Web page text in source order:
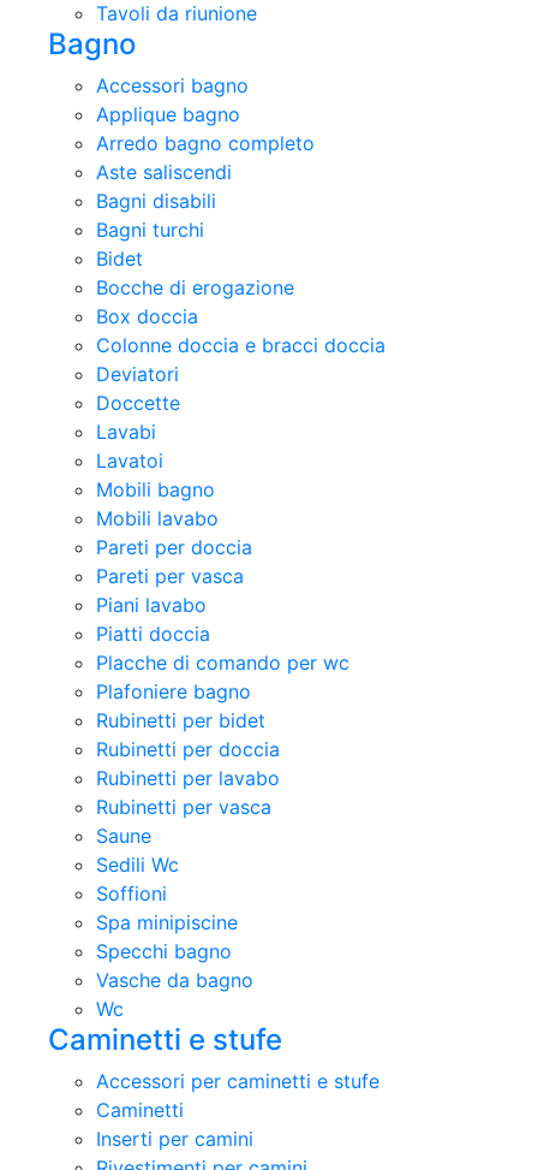
Tavoli da riunione
Bagno
Accessori bagno
Applique bagno
Arredo bagno completo
Aste saliscendi
Bagni disabili
Bagni turchi
Bidet
Bocche di erogazione
Box doccia
Colonne doccia e bracci doccia
Deviatori
Doccette
Lavabi
Lavatoi
Mobili bagno
Mobili lavabo
Pareti per doccia
Pareti per vasca
Piani lavabo
Piatti doccia
Placche di comando per wc
Plafoniere bagno
Rubinetti per bidet
Rubinetti per doccia
Rubinetti per lavabo
Rubinetti per vasca
Saune
Sedili Wc
Soffioni
Spa minipiscine
Specchi bagno
Vasche da bagno
Wc
Caminetti e stufe
Accessori per caminetti e stufe
Caminetti
Inserti per camini